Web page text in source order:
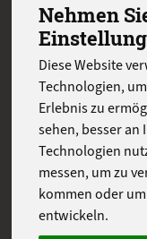
Nehmen
Diese Website
Technologien,
Erlebnis zu
sehen, besser an
Technologien
messen, um zu
kommen oder
entwickeln.